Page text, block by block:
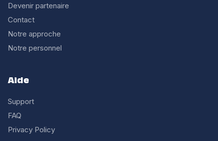
Devenir partenaire
Contact
Notre approche
Notre personnel
Aide
Support
FAQ
Privacy Policy